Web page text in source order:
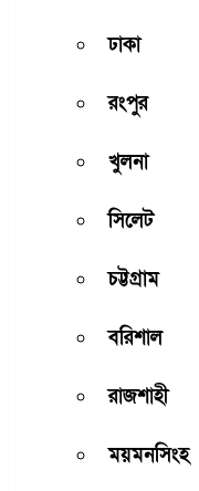
ঢাকা
রংপুর
খুলনা
সিলেট
চট্টগ্রাম
বরিশাল
রাজশাহী
ময়মনসিংহ